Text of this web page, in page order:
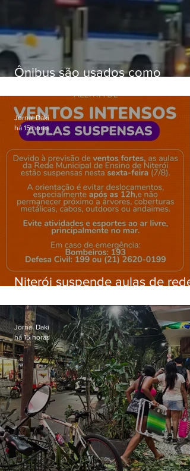
Ônibus são usados como
Gardênia Azul
Niterói suspende aulas de rede
ventos fortes nesta sexta (7)
Jornal Daki
há 15 horas
Jornal Daki
há 15 horas